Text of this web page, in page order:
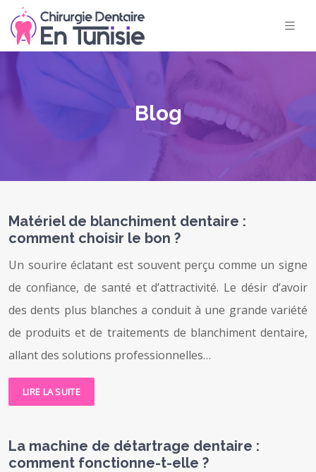
Blog
Matériel de blanchiment dentaire :
comment choisir le bon ?
Un sourire éclatant est souvent perçu comme un signe
de confiance, de santé et d’attractivité. Le désir d’avoir
des dents plus blanches a conduit à une grande variété
de produits et de traitements de blanchiment dentaire,
allant des solutions professionnelles…
LIRE LA SUITE
La machine de détartrage dentaire :
comment fonctionne-t-elle ?